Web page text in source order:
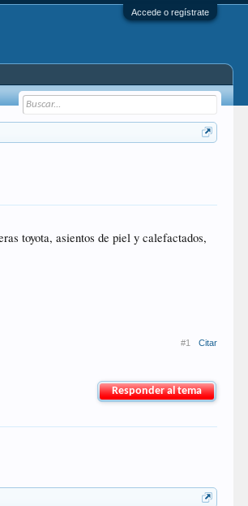
Accede o regístrate
toyota, asientos de piel y calefactados,
#1 Citar
Responder al tema